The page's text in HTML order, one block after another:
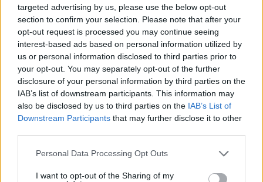
targeted advertising by us, please use the below opt-out
section to confirm your selection. Please note that after your
opt-out request is processed you may continue seeing
interest-based ads based on personal information utilized by
us or personal information disclosed to third parties prior to
your opt-out. You may separately opt-out of the further
disclosure of your personal information by third parties on the
IAB’s list of downstream participants. This information may
also be disclosed by us to third parties on the IAB’s List of
Downstream Participants that may further disclose it to other
Please note that this website/app uses one or more Google
not limited to your visit or usage behaviour. You may click to
Personal Data Processing Opt Outs
I want to opt-out of the Sharing of my
euros de ARR en el primer semestre de
2026 y lanza su plataforma de Creator
Marketing en España
Vidoser, la marca internacional de go-to-market de
CreationDose,…
ECONOMÍA